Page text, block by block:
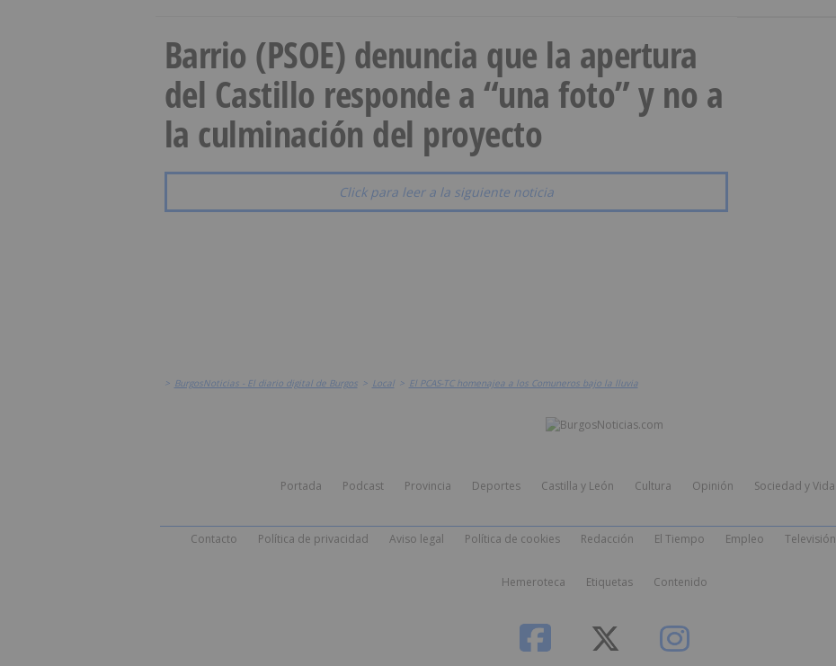
Barrio (PSOE) denuncia que la apertura
del Castillo responde a “una foto” y no a
la culminación del proyecto
Click para leer a la siguiente noticia
> BurgosNoticias - El diario digital de Burgos > Local > El PCAS-TC homenajea a los Comuneros bajo la lluvia
Portada Podcast Provincia Deportes Castilla y León Cultura Opinión Sociedad y Vida
Contacto Política de privacidad Aviso legal Política de cookies Redacción El Tiempo Empleo Televisión
Hemeroteca Etiquetas Contenido